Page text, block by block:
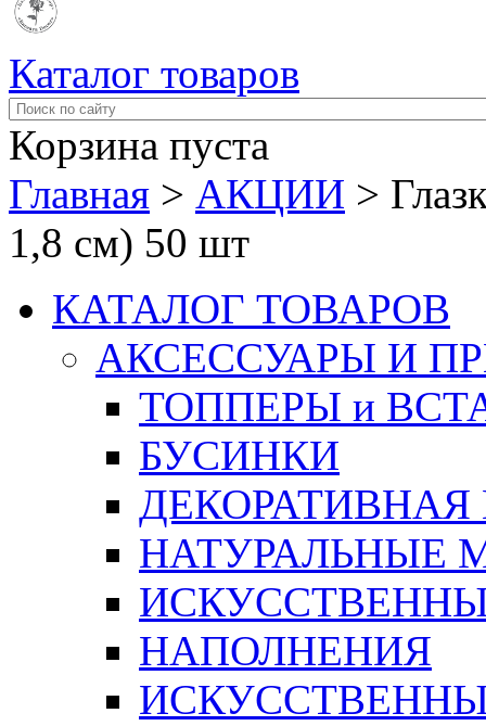
Каталог товаров
Корзина пуста
Главная > АКЦИИ >
1,8 см) 50 шт
КАТАЛОГ ТОВАРОВ
АКСЕССУАРЫ И
ТОППЕРЫ и
БУСИНКИ
ДЕКОРАТИВНАЯ
НАТУРАЛЬНЫЕ
НАПОЛНЕНИЯ